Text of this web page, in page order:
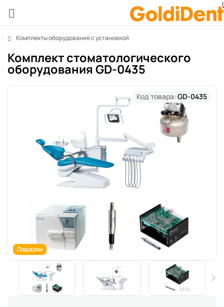
Комплекты оборудования с установкой
Комплект стоматологического
оборудования GD-0435
Подарки
Код товара: GD-0435